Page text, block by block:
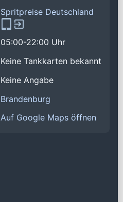
Spritpreise Deutschland
05:00-22:00 Uhr
Keine Tankkarten bekannt
Keine Angabe
Brandenburg
Auf Google Maps öffnen